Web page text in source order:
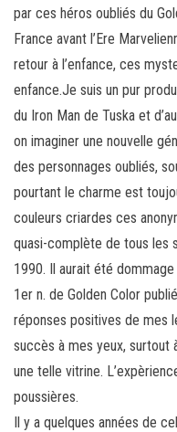
par ces héros oubliés du
France avant l’Ere
retour à l’enfance, ces
enfance.Je suis un pur
du Iron Man de Tuska et
on imaginer une nouvelle
des personnages oubliés,
pourtant le charme est
couleurs criardes ces
quasi-complète de tous les
1990. Il aurait été
1er n. de Golden Color
réponses positives de mes
succès à mes yeux, surtout
une telle vitrine.
poussières.
Il y a quelques années de